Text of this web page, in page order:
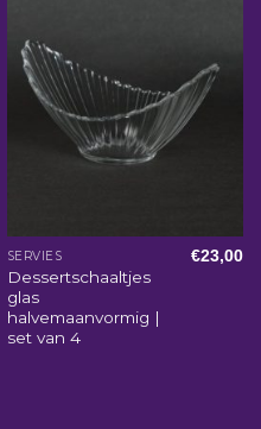
SERVIES
Dessertschaaltjes
glas
halvemaanvormig |
set van 4
€23,00